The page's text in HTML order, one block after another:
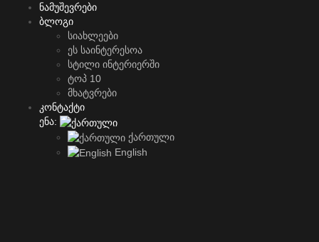
ნამუშევრები
ბლოგი
სიახლეები
ეს საინტერესოა
სტილი ინტერიერში
ტოპ 10
მხატვრები
კონტაქტი
ენა:
ქართული
English